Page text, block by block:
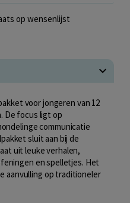
op wensenlijst
voor jongeren van 12
De focus ligt op
communicatie
sluit aan bij de
uit leuke verhalen,
en spelletjes. Het
aanvulling op traditioneler